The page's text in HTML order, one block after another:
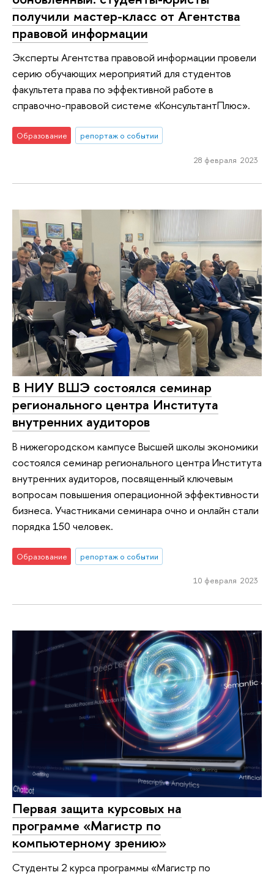
получили мастер-класс от Агентства
правовой информации
Эксперты Агентства правовой информации провели
серию обучающих мероприятий для студентов
факультета права по эффективной работе в
справочно-правовой системе «КонсультантПлюс».
Образование репортаж о событии
28 февраля 2023
В НИУ ВШЭ состоялся семинар
регионального центра Института
внутренних аудиторов
В нижегородском кампусе Высшей школы экономики
состоялся семинар регионального центра Института
внутренних аудиторов, посвященный ключевым
вопросам повышения операционной эффективности
бизнеса. Участниками семинара очно и онлайн стали
порядка 150 человек.
Образование репортаж о событии
10 февраля 2023
Первая защита курсовых на
программе «Магистр по
компьютерному зрению»
Студенты 2 курса программы «Магистр по